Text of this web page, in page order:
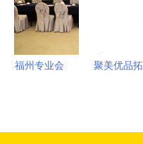
福州专业会
聚美优品拓